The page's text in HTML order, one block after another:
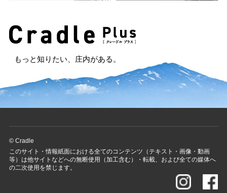
もっと知りたい、庄内がある。
© Cradle
このサイト・情報紙面における全てのコンテンツ（テキスト・画像・動画
等）は他サイトなどへの無断使用（加工含む）・転載、および全ての媒体へ
の二次使用を禁じます。